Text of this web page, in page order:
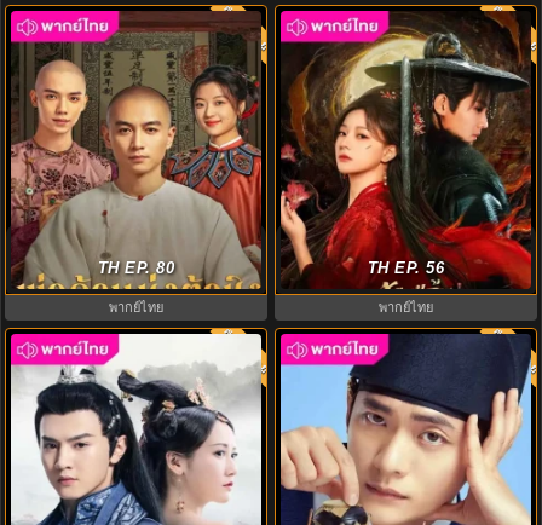
พ่อค้าแห่งต้าชิง (2025) Legend of
the Magnate พากย์ไทย E1-40
8.0 พากย์ไทย
TH EP. 80
พากย์ไทย
หวนแค้นคู่เคียงกาล (2025) Gemini
พากย์ไทย EP.1-28 (จบ)
8.0 พากย์ไทย
TH EP. 56
พากย์ไทย
8.0 พากย์ไทย 8.0 พากย์ไทย